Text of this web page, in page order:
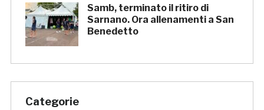
Samb, terminato il ritiro di
Sarnano. Ora allenamenti a San
Benedetto
Categorie